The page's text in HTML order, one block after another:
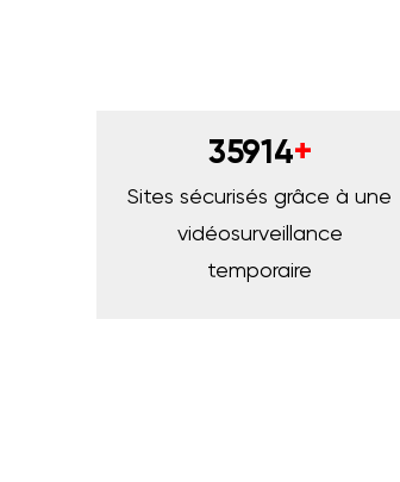
35914+
Sites sécurisés grâce à une
vidéosurveillance
temporaire